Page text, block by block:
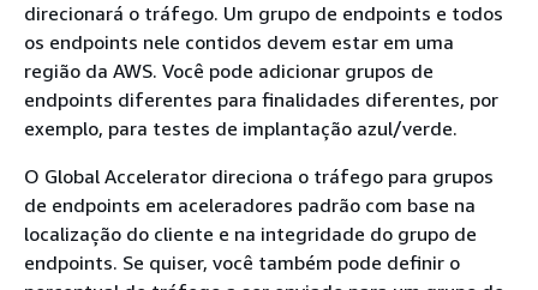
direcionará o tráfego. Um grupo de endpoints e todos
os endpoints nele contidos devem estar em uma
região da AWS. Você pode adicionar grupos de
endpoints diferentes para finalidades diferentes, por
exemplo, para testes de implantação azul/verde.
O Global Accelerator direciona o tráfego para grupos
de endpoints em aceleradores padrão com base na
localização do cliente e na integridade do grupo de
endpoints. Se quiser, você também pode definir o